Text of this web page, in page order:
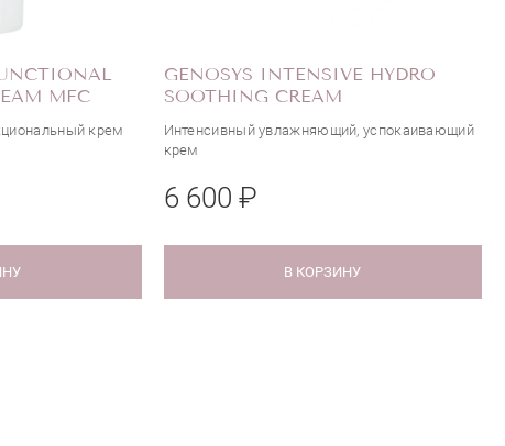
MFC
крем
GENOSYS INTENSIVE HYDRO
SOOTHING CREAM
Интенсивный увлажняющий, успокаивающий
крем
6 600 ₽
В КОРЗИНУ